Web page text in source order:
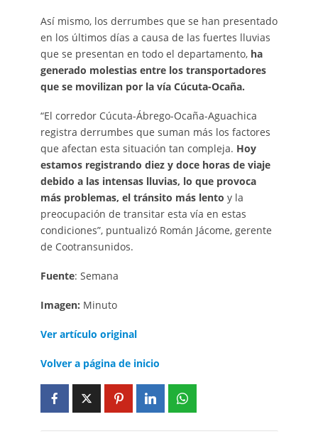
Así mismo, los derrumbes que se han presentado
en los últimos días a causa de las fuertes lluvias
que se presentan en todo el departamento, ha
generado molestias entre los transportadores
que se movilizan por la vía Cúcuta-Ocaña.
“El corredor Cúcuta-Ábrego-Ocaña-Aguachica
registra derrumbes que suman más los factores
que afectan esta situación tan compleja. Hoy
estamos registrando diez y doce horas de viaje
debido a las intensas lluvias, lo que provoca
más problemas, el tránsito más lento y la
preocupación de transitar esta vía en estas
condiciones”, puntualizó Román Jácome, gerente
de Cootransunidos.
Fuente: Semana
Imagen: Minuto
Ver artículo original
Volver a página de inicio